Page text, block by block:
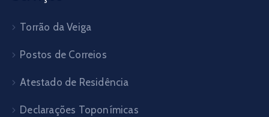
Torrão da Veiga
Postos de Correios
Atestado de Residência
Declarações Toponímicas